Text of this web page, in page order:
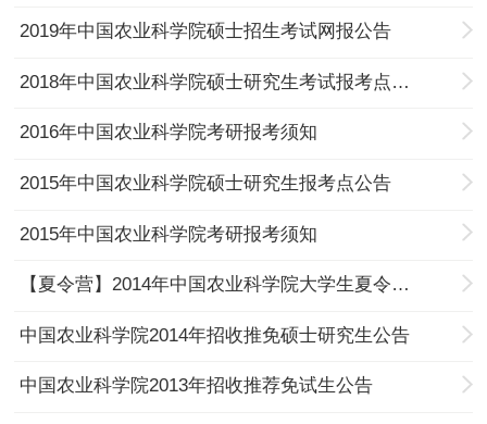
2019年中国农业科学院硕士招生考试网报公告
2018年中国农业科学院硕士研究生考试报考点公告
2016年中国农业科学院考研报考须知
2015年中国农业科学院硕士研究生报考点公告
2015年中国农业科学院考研报考须知
【夏令营】2014年中国农业科学院大学生夏令营的通知
中国农业科学院2014年招收推免硕士研究生公告
中国农业科学院2013年招收推荐免试生公告